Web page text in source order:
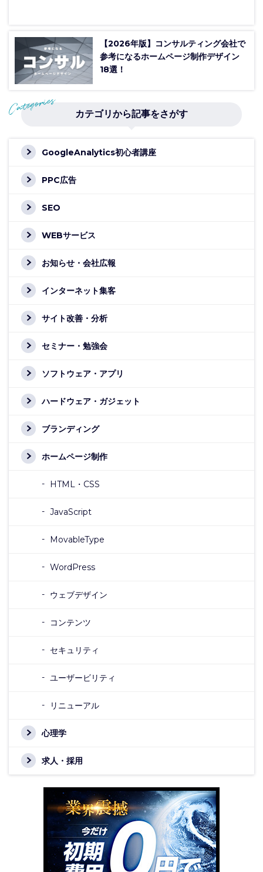
【2026年版】コンサルティング会社で
参考になるホームページ制作デザイン
18選！
カテゴリから記事をさがす
GoogleAnalytics初心者講座
PPC広告
SEO
WEBサービス
お知らせ・会社広報
インターネット集客
サイト改善・分析
セミナー・勉強会
ソフトウェア・アプリ
ハードウェア・ガジェット
ブランディング
ホームページ制作
HTML・CSS
JavaScript
MovableType
WordPress
ウェブデザイン
コンテンツ
セキュリティ
ユーザービリティ
リニューアル
心理学
求人・採用